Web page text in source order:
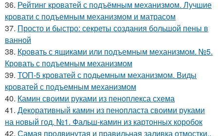
36. Рейтинг кроватей с подъёмным механизмом. Лучшие
кровати с подъемным механизмом и матрасом
37. Просто и быстро: секреты создания большой пены в
ванной
38. Кровать с ящиками или подъемным механизмом. №5.
Кровать с подъемным механизмом
39. ТОП-5 кроватей с подьемным механизмом. Виды
кроватей с подъемным механизмом
40. Камин своими руками из пеноплекса схема
41. Декоративный камин из пенопласта своими руками
на новый год. №1. Фальш-камин из картонных коробок
42. Самая продвинутая и правильная заливка отмостки..